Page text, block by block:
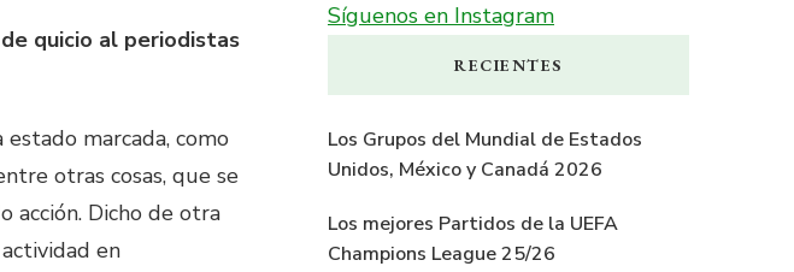
quicio al periodistas
marcada, como
otras cosas, que se
acción. Dicho de otra
en
Síguenos en Instagram
RECIENTES
Los Grupos del Mundial de Estados
Unidos, México y Canadá 2026
Los mejores Partidos de la UEFA
Champions League 25/26